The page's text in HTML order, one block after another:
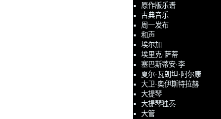
原作版乐谱
古典音乐
周一发布
和声
埃尔加
埃里克·萨蒂
塞巴斯蒂安·李
夏尔·瓦朗坦·阿尔康
大卫·奥伊斯特拉赫
大提琴
大提琴独奏
大管